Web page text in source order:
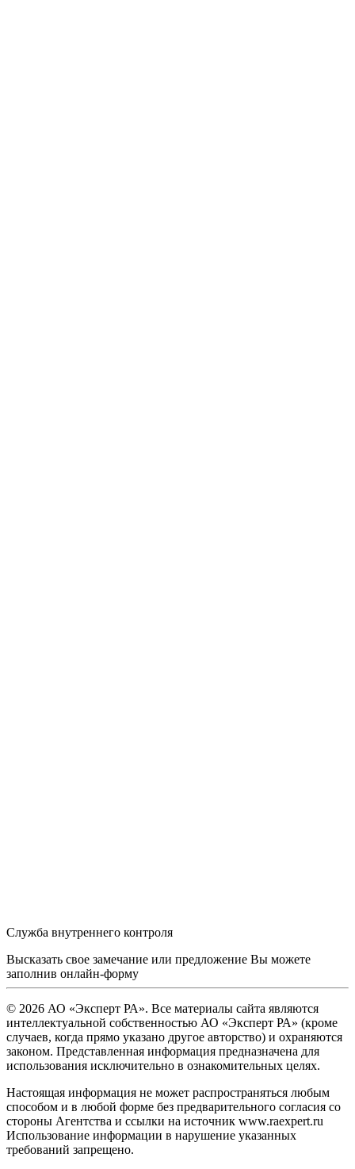
Служба внутреннего контроля
Высказать свое замечание или предложение Вы можете
заполнив онлайн-форму
© 2026 АО «Эксперт РА». Все материалы сайта являются
интеллектуальной собственностью АО «Эксперт РА» (кроме
случаев, когда прямо указано другое авторство) и охраняются
законом. Представленная информация предназначена для
использования исключительно в ознакомительных целях.
Настоящая информация не может распространяться любым
способом и в любой форме без предварительного согласия со
стороны Агентства и ссылки на источник www.raexpert.ru
Использование информации в нарушение указанных
требований запрещено.